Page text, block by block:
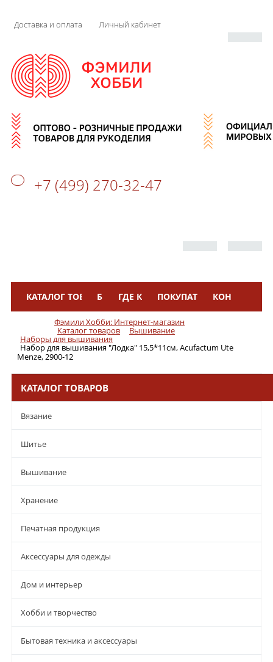
Доставка и оплата Личный кабинет
+7 (499) 270-32-47
КАТАЛОГ ТОВАРОВБРЕНДЫГДЕ КУПИТЬПОКУПАТЕЛЯМКОНТАКТЫ
Фэмили Хобби: Интернет-магазин
Каталог товаров Вышивание
Наборы для вышивания
Набор для вышивания "Лодка" 15,5*11см, Acufactum Ute
Menze, 2900-12
КАТАЛОГ ТОВАРОВ
Вязание
Шитье
Вышивание
Хранение
Печатная продукция
Аксессуары для одежды
Дом и интерьер
Хобби и творчество
Бытовая техника и аксессуары